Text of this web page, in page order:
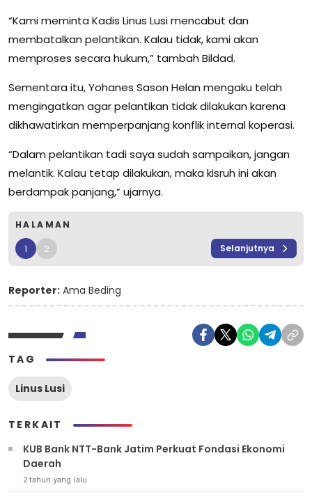
“Kami meminta Kadis Linus Lusi mencabut dan
membatalkan pelantikan. Kalau tidak, kami akan
memproses secara hukum,” tambah Bildad.
Sementara itu, Yohanes Sason Helan mengaku telah
mengingatkan agar pelantikan tidak dilakukan karena
dikhawatirkan memperpanjang konflik internal koperasi.
“Dalam pelantikan tadi saya sudah sampaikan, jangan
melantik. Kalau tetap dilakukan, maka kisruh ini akan
berdampak panjang,” ujarnya.
HALAMAN
1 2 Selanjutnya
Reporter: Ama Beding
TAG
Linus Lusi
TERKAIT
KUB Bank NTT-Bank Jatim Perkuat Fondasi Ekonomi
Daerah
2 tahun yang lalu